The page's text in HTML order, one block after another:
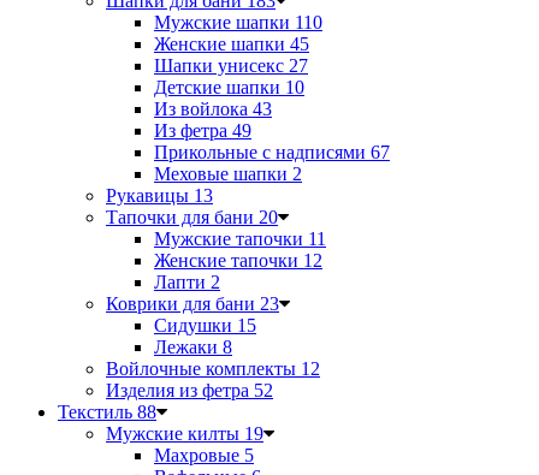
Мужские шапки 110
Женские шапки 45
Шапки унисекс 27
Детские шапки 10
Из войлока 43
Из фетра 49
Прикольные с надписями 67
Меховые шапки 2
Рукавицы 13
Тапочки для бани 20
Мужские тапочки 11
Женские тапочки 12
Лапти 2
Коврики для бани 23
Сидушки 15
Лежаки 8
Войлочные комплекты 12
Изделия из фетра 52
Текстиль 88
Мужские килты 19
Махровые 5